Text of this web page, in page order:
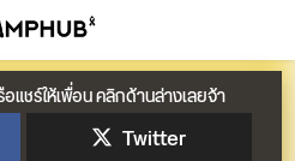
แชร์ให้เพื่อน คลิกด้านล่างเลยจ้า
Twitter